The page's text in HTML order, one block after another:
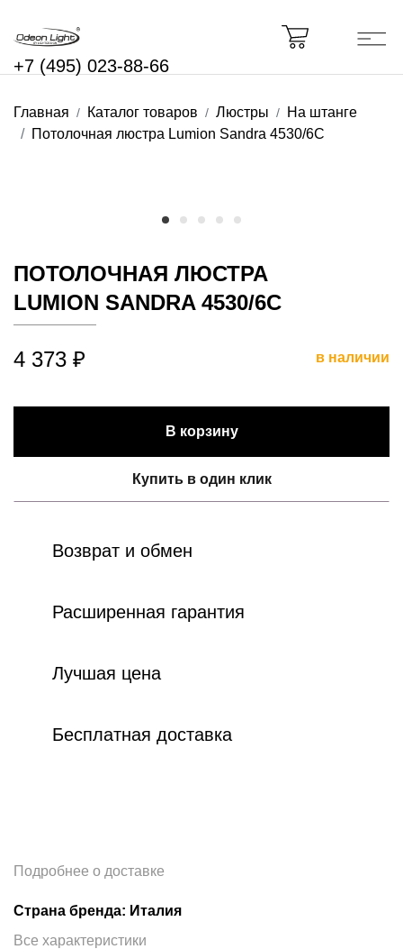
+7 (495) 023-88-66
Главная Каталог товаров Люстры
На штанге
Потолочная люстра Lumion Sandra 4530/6C
ПОТОЛОЧНАЯ ЛЮСТРА
LUMION SANDRA 4530/6C
4 373 ₽ в наличии
В корзину
Купить в один клик
Возврат и обмен
Расширенная гарантия
Лучшая цена
Бесплатная доставка
Подробнее о доставке
Страна бренда: Италия
Все характеристики